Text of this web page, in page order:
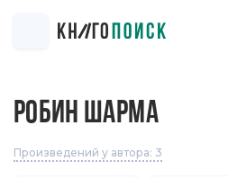
РОБИН ШАРМА
Произведений у автора: 3